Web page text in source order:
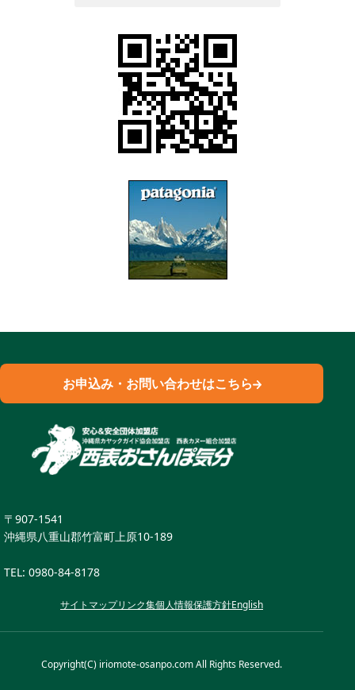
〒907-1541
沖縄県八重山郡竹富町上原10-189
TEL: 0980-84-8178
お申込み・お問い合わせはこちら
サイトマップリンク集個人情報保護方針English
Copyright(C) iriomote-osanpo.com All Rights Reserved.